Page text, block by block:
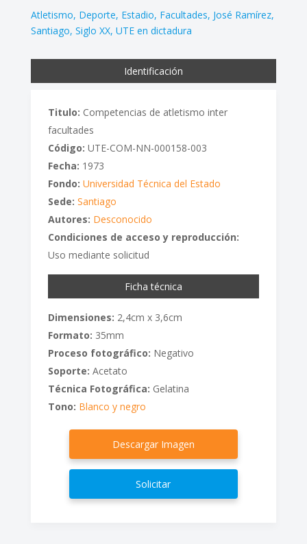
Atletismo Deporte Estadio Facultades José Ramírez
Santiago Siglo XX UTE en dictadura
Identificación
Titulo: Competencias de atletismo inter
facultades
Código: UTE-COM-NN-000158-003
Fecha: 1973
Fondo: Universidad Técnica del Estado
Sede: Santiago
Autores: Desconocido
Condiciones de acceso y reproducción:
Uso mediante solicitud
Ficha técnica
Dimensiones: 2,4cm x 3,6cm
Formato: 35mm
Proceso fotográfico: Negativo
Soporte: Acetato
Técnica Fotográfica: Gelatina
Tono: Blanco y negro
Descargar Imagen
Solicitar